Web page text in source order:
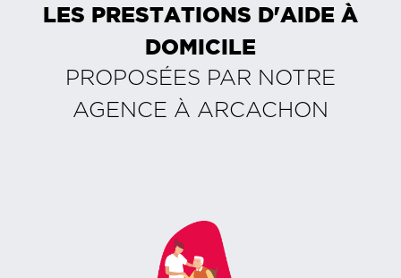
LES PRESTATIONS D'AIDE À
DOMICILE
PROPOSÉES PAR NOTRE
AGENCE À ARCACHON